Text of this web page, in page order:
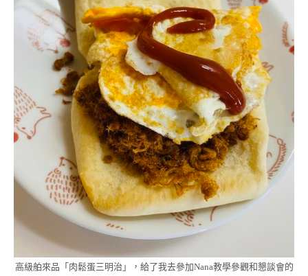
高級舶來品「肉鬆蛋三明治」，給了我去參加Nana教學參觀和懇談會的